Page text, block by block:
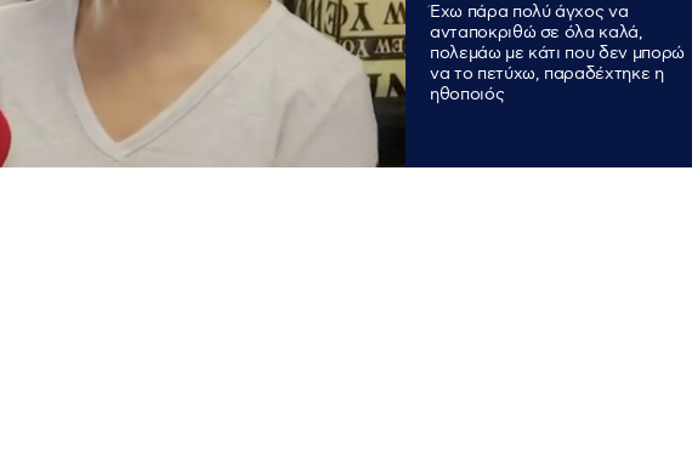
Έχω πάρα πολύ άγχος να
ανταποκριθώ σε όλα καλά,
πολεμάω με κάτι που δεν μπορώ
να το πετύχω, παραδέχτηκε η
ηθοποιός